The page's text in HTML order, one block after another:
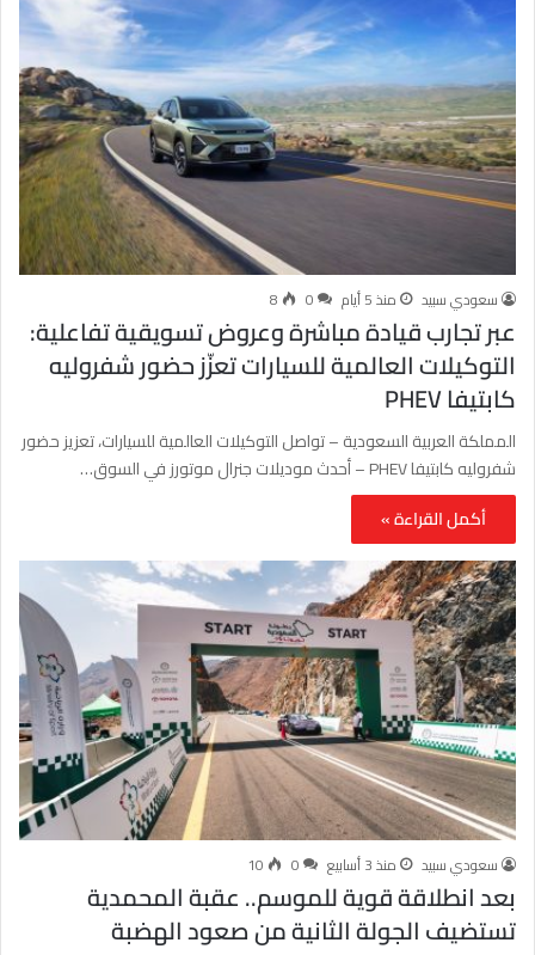
سعودي سبيد منذ 5 أيام 0
8
عبر تجارب قيادة مباشرة وعروض تسويقية تفاعلية:
التوكيلات العالمية للسيارات تعزّز حضور شفروليه
كابتيفا PHEV
المملكة العربية السعودية – تواصل التوكيلات العالمية للسيارات، تعزيز حضور
شفروليه كابتيفا PHEV – أحدث موديلات جنرال موتورز في السوق…
أكمل القراءة »
سعودي سبيد منذ 3 أسابيع 0
10
بعد انطلاقة قوية للموسم.. عقبة المحمدية
تستضيف الجولة الثانية من صعود الهضبة